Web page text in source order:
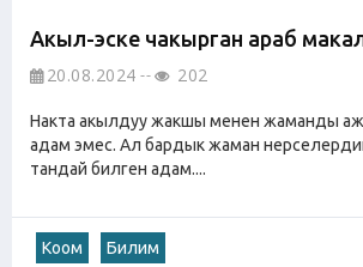
Акыл-эске чакырган араб
20.08.2024 202
Накта акылдуу жакшы менен жаманды
адам эмес. Ал бардык жаман
тандай билген адам....
Коом Билим